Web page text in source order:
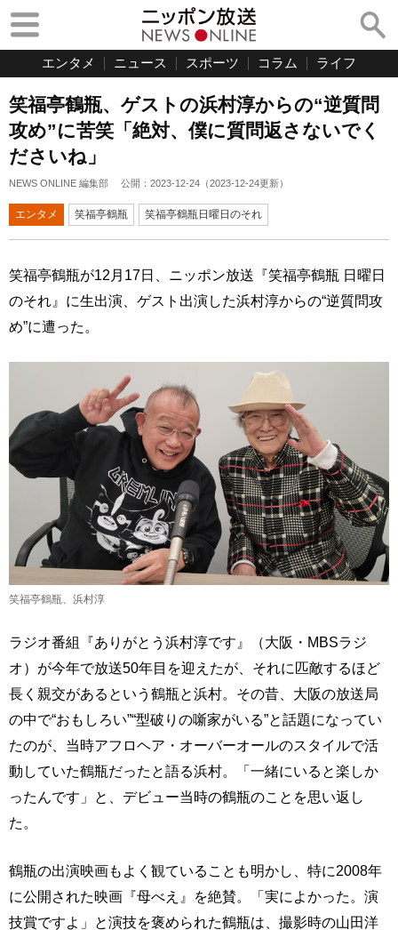
エンタメ ニュース スポーツ コラム ライフ
笑福亭鶴瓶、ゲストの浜村淳からの“逆質問
攻め”に苦笑「絶対、僕に質問返さないでく
ださいね」
NEWS ONLINE 編集部 公開： 2023-12-24 （2023-12-24更新）
エンタメ 笑福亭鶴瓶 笑福亭鶴瓶日曜日のそれ
笑福亭鶴瓶が12月17日、ニッポン放送『笑福亭鶴瓶 日曜日
のそれ』に生出演、ゲスト出演した浜村淳からの“逆質問攻
め”に遭った。
笑福亭鶴瓶、浜村淳
ラジオ番組『ありがとう浜村淳です』（大阪・MBSラジ
オ）が今年で放送50年目を迎えたが、それに匹敵するほど
長く親交があるという鶴瓶と浜村。その昔、大阪の放送局
の中で“おもしろい”“型破りの噺家がいる”と話題になってい
たのが、当時アフロヘア・オーバーオールのスタイルで活
動していた鶴瓶だったと語る浜村。「一緒にいると楽しか
ったんです」と、デビュー当時の鶴瓶のことを思い返し
た。
鶴瓶の出演映画もよく観ていることも明かし、特に2008年
に公開された映画『母べえ』を絶賛。「実によかった。演
技賞ですよ」と演技を褒められた鶴瓶は、撮影時の山田洋